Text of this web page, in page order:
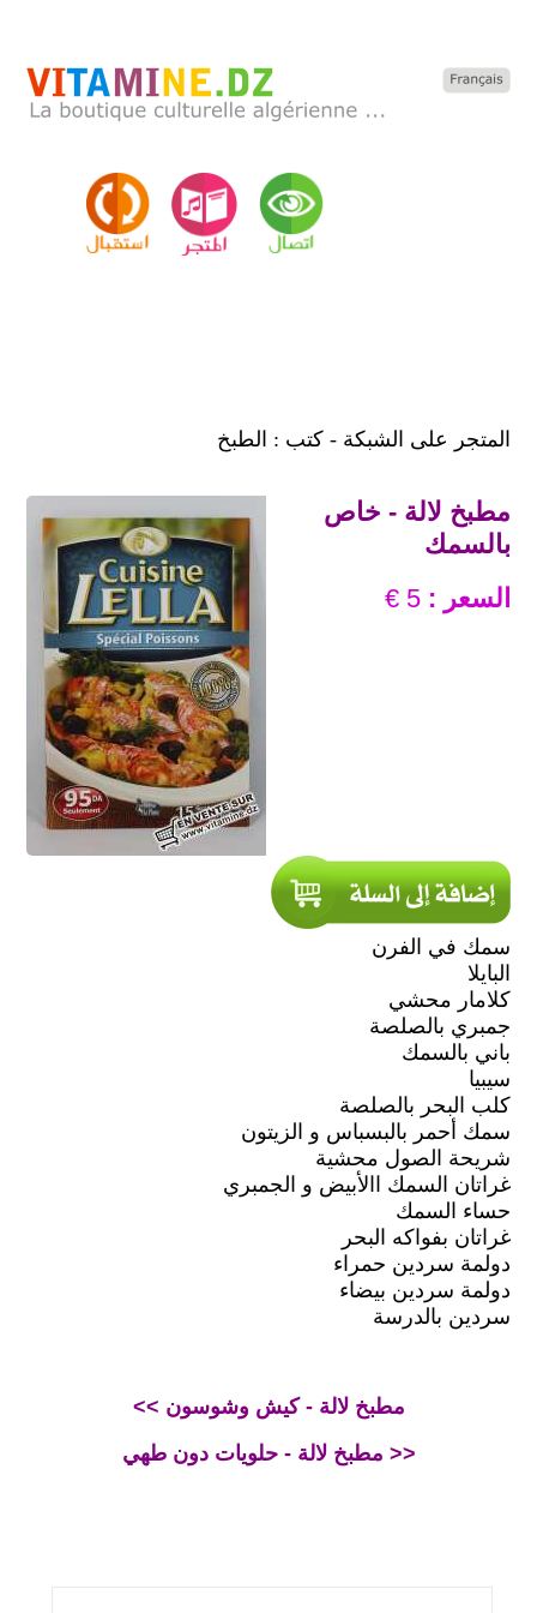
المتجر على الشبكة - كتب : الطبخ
مطبخ لالة - خاص
بالسمك
السعر : 5 €
سمك في الفرن
البايلا
كلامار محشي
جمبري بالصلصة
باني بالسمك
سيبيا
كلب البحر بالصلصة
سمك أحمر بالبسباس و الزيتون
شريحة الصول محشية
غراتان السمك االأبيض و الجمبري
حساء السمك
غراتان بفواكه البحر
دولمة سردين حمراء
دولمة سردين بيضاء
سردين بالدرسة
<< مطبخ لالة - كيش وشوسون
مطبخ لالة - حلويات دون طهي >>